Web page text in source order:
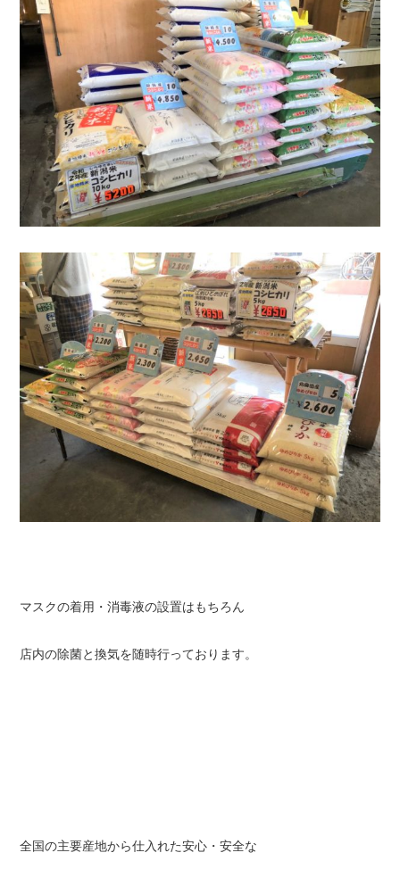
マスクの着用・消毒液の設置はもちろん
店内の除菌と換気を随時行っております。
全国の主要産地から仕入れた安心・安全な